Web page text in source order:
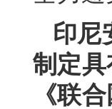
印尼
制定
《联